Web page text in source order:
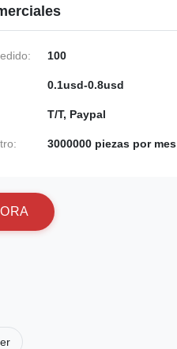
100
0.1usd-0.8usd
T/T, Paypal
3000000 piezas por mes
ORA